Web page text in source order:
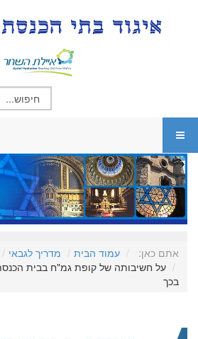
אתם כאן: עמוד הבית מדריך לגבאי
על חשיבותה של קופת גמ"ח בבית
בכך